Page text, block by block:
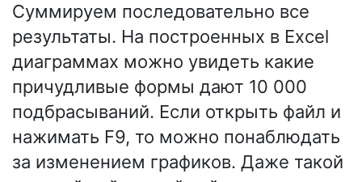
Суммируем последовательно все
результаты. На построенных в Excel
диаграммах можно увидеть какие
причудливые формы дают 10 000
подбрасываний. Если открыть файл и
нажимать F9, то можно понаблюдать
за изменением графиков. Даже такой